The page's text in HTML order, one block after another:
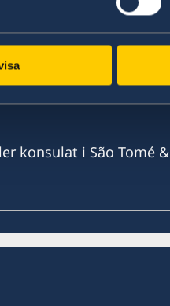
i São Tomé &
konsulat i São Tomé &